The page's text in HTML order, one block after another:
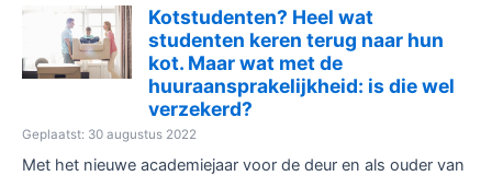
Kotstudenten? Heel wat
studenten keren terug naar hun
kot. Maar wat met de
huuraansprakelijkheid: is die wel
verzekerd?
Geplaatst: 30 augustus 2022
Met het nieuwe academiejaar voor de deur en als ouder van